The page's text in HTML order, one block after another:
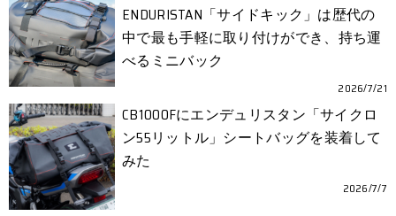
ENDURISTAN「サイドキック」は歴代の
中で最も手軽に取り付けができ、持ち運
べるミニバック
2026/7/21
CB1000Fにエンデュリスタン「サイクロ
ン55リットル」シートバッグを装着して
みた
2026/7/7